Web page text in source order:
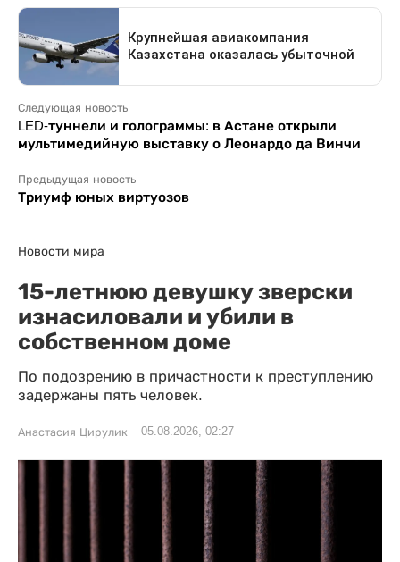
Следующая новость
LED-туннели и голограммы: в Астане открыли
мультимедийную выставку о Леонардо да Винчи
Предыдущая новость
Триумф юных виртуозов
Новости мира
15-летнюю девушку зверски
изнасиловали и убили в
собственном доме
По подозрению в причастности к преступлению
задержаны пять человек.
Анастасия Цирулик 05.08.2026, 02:27